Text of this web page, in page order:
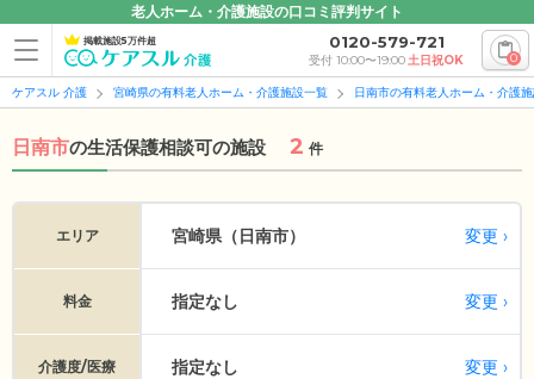
老人ホーム・介護施設の口コミ評判サイト
掲載施設5万件超 0120-579-721
受付 10:00〜19:00土日祝OK 0
ケアスル 介護 宮崎県の有料老人ホーム・介護施設一覧 日南市の有料老人ホーム・介護
日南市の生活保護相談可の施設 2 件
エリア 宮崎県（日南市） 変更
料金 指定なし 変更
介護度/医療 指定なし 変更